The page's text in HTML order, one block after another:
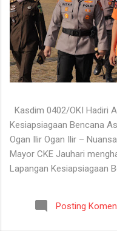
Kasdim 0402/OKI Hadiri
Kesiapsiagaan Bencana
Ogan Ilir Ogan Ilir –
Mayor CKE Jauhari
Lapangan Kesiapsiagaan
yang digelar di Lapangan
Terpadu (KPT) Tanjung
Posting